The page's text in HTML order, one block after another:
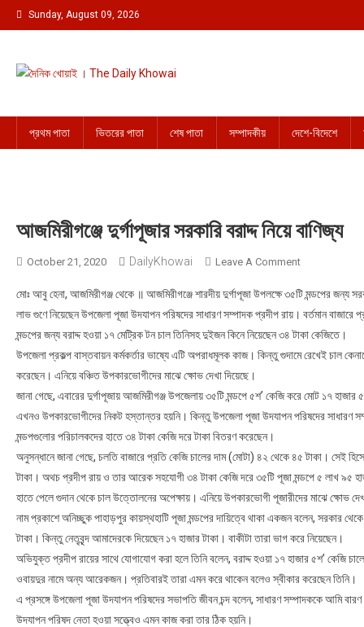
Skip to content
Sunday, August 09, 2026
প্রথম পাতা ভিতরের পাতা শেষ পাতা সম্পাদকীয় দেশে-বিদেশে
আজমিরীগঞ্জে দুর্গাপূজার সরকারি বরাদ্দ নিয়ে বাণিজ্য
October 21, 2020 DailyKhowai Leave A CommentOn আজমিরীগঞ্জে
মোঃ আবু হেনা, আজমিরীগঞ্জ থেকে ॥ আজমিরীগঞ্জে শারদীয় দুর্গাপূজা উপলক্ষে ৩৫টি মন্ডপের জন্য
লাভ গুণে নিয়েছেন উপজেলা পূজা উদযাপন পরিষদের সাধারণ সম্পাদক প্রদীপ রায়। বর্তমান বাজারে
মন্ডপের জন্য বরাদ্দ হওয়া ১৭ মেট্রিক টন চাল তিনিসহ দুইজন কিনে নিয়েছেন ৩৪ টাকা কেজিতে।
উপজেলা প্রকল্প বাস্তবায়ন কর্মকর্তার ভাষ্যে এটি অপরাধমূলক কাজ। কিন্তু গুদামে রেখেই চাল
করেছেন। এনিয়ে বঞ্চিত উপকারভোগীদের মাঝে ক্ষোভ দেখা দিয়েছে।
জানা গেছে, এবারের দুর্গাপূজায় আজমিরীগঞ্জ উপজেলায় ৩৫টি মন্ডপে ৫শ’ কেজি করে মোট ১৭
এখনও উপকারভোগীদের নিকট হস্তান্তর হয়নি। কিন্তু উপজেলা পূজা উদযাপন পরিষদের সাধারণ
মন্ডপগুলোর পরিচালকদের হাতে ৩৪ টাকা কেজি দরে টাকা বিতরণ করেছেন।
অনুসন্ধানে জানা গেছে, চলতি বাজারে প্রতি কেজি চালের দাম (মোটা) ৪২ থেকে ৪৫ টাকা। সেই
টাকা। অথচ প্রদীপ রায় ও তার আরেক সহযোগী ৩৪ টাকা কেজি দরে ৩৫টি পূজা মন্ডপে ৫ লাখ ৯৫
হাতে পেলে গুদান থেকে চাল উত্তোলনের অপেক্ষায়। এনিয়ে উপকারভোগী পূজারীদের মাঝে ক্ষোভ
নাম প্রকাশে অনিচ্ছুক পাহাড়পুর কায়স্থহাটি পূজা মন্ডপের দায়িত্বে থাকা একজন বলেন, সরকার থেকে
টাকা। কিন্তু নেতৃবৃন্দ আমাদেরকে দিয়েছেন ১৭ হাজার টাকা। বাকীটা তারা ভাগ করে নিয়েছেন।
অভিযুক্ত প্রদীপ রায়ের সাথে যোগাযোগ করা হলে তিনি বলেন, বরাদ্দ হওয়া ১৭ হাজার ৫শ’ কেজি
ওবায়দুর নামে অন্য আরেকজন। প্রতিবারই তারা এমন করে থাকেন বলেও স্বীকার করেছেন তিনি।
এ প্রসঙ্গে উপজেলা পূজা উদযাপন পরিষদের সভাপতি জীবন চন্দ বলেন, সাধারণ সম্পাদককে আমি
উদযাপন পরিষদ নেতা হওয়া সত্ত্বেও এমন কাজ করা তার ঠিক হয়নি।